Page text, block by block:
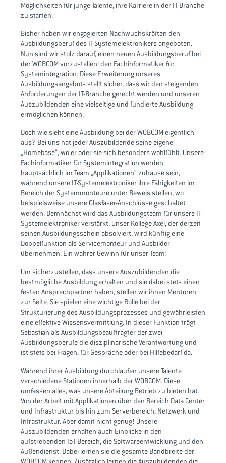
Möglichkeiten für junge Talente, ihre Karriere in der IT-Branche
zu starten.
Bisher haben wir engagierten Nachwuchskräften den
Ausbildungsberuf des IT-Systemelektronikers angeboten.
Nun sind wir stolz darauf, einen neuen Ausbildungsberuf bei
der WOBCOM vorzustellen: den Fachinformatiker für
Systemintegration. Diese Erweiterung unseres
Ausbildungsangebots stellt sicher, dass wir den steigenden
Anforderungen der IT-Branche gerecht werden und unseren
Auszubildenden eine vielseitige und fundierte Ausbildung
ermöglichen können.
Doch wie sieht eine Ausbildung bei der WOBCOM eigentlich
aus? Bei uns hat jeder Auszubildende seine eigene
„Homebase“, wo er oder sie sich besonders wohlfühlt. Unsere
Fachinformatiker für Systemintegration werden
hauptsächlich im Team „Applikationen“ zuhause sein,
während unsere IT-Systemelektroniker ihre Fähigkeiten im
Bereich der Systemmonteure unter Beweis stellen, wo
beispielsweise unsere Glasfaser-Anschlüsse geschaltet
werden. Demnächst wird das Ausbildungsteam für unsere IT-
Systemelektroniker verstärkt. Unser Kollege Axel, der derzeit
seinen Ausbildungsschein absolviert, wird künftig eine
Doppelfunktion als Servicemonteur und Ausbilder
übernehmen. Ein wahrer Gewinn für unser Team!
Um sicherzustellen, dass unsere Auszubildenden die
bestmögliche Ausbildung erhalten und sie dabei stets einen
festen Ansprechpartner haben, stellen wir ihnen Mentoren
zur Seite. Sie spielen eine wichtige Rolle bei der
Strukturierung des Ausbildungsprozesses und gewährleisten
eine effektive Wissensvermittlung. In dieser Funktion trägt
Sebastian als Ausbildungsbeauftragter der zwei
Ausbildungsberufe die disziplinarische Verantwortung und
ist stets bei Fragen, für Gespräche oder bei Hilfebedarf da.
Während ihrer Ausbildung durchlaufen unsere Talente
verschiedene Stationen innerhalb der WOBCOM. Diese
umfassen alles, was unsere Abteilung Betrieb zu bieten hat.
Von der Arbeit mit Applikationen über den Bereich Data Center
und Infrastruktur bis hin zum Serverbereich, Netzwerk und
Infrastruktur. Aber damit nicht genug! Unsere
Auszubildenden erhalten auch Einblicke in den
aufstrebenden IoT-Bereich, die Softwareentwicklung und den
Außendienst. Dabei lernen sie die gesamte Bandbreite der